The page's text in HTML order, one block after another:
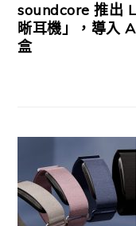
soundcore 推出
晰耳機」，導入
盒